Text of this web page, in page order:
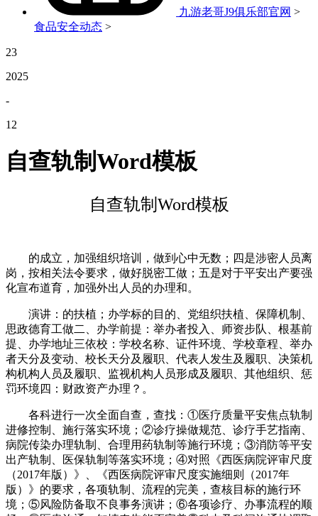
九游老哥J9俱乐部官网 >
食品安全动态 >
23
2025
-
12
自查轨制Word模板
自查轨制Word模板
的成立，加强组织培训，做到心中无数；四是涉密人员离
岗，按相关法令要求，做好脱密工做；五是对于平安出产要强
化宣布道育，加强外出人员的办理和。
演讲：的扶植；办学标的目的、党组织扶植、保障机制、
思政德育工做二、办学前提：举办者投入、师资步队、根基前
提、办学地址三依校：学校名称、证件环境、学校章程、举办
者天分及变动、校长天分及履职、代表人发生及履职、决策机
构机构人员及履职、监视机构人员形成及履职、其他组织、惩
罚环境四：财政资产办理？。
各科进行一次全面自查，查找：①医疗质量平安焦点轨制
进修控制、施行落实环境；②诊疗操做规范、诊疗手艺指南、
病院传染办理轨制、合理用药轨制等施行环境；③消防等平安
出产轨制、医保轨制等落实环境；④对照《西医病院评审尺度
（2017年版）》、《西医病院评审尺度实施细则（2017年
版）》的要求，各项轨制、流程的完美，查核目标的施行环
境；⑤风险防备取不良事务演讲；⑥各项诊疗、办事流程的顺